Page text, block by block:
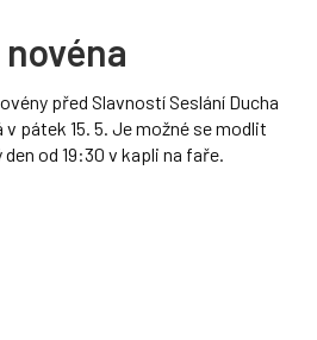
před Slavností Seslání Ducha
pátek 15. 5. Je možné se modlit
od 19:30 v kapli na faře.